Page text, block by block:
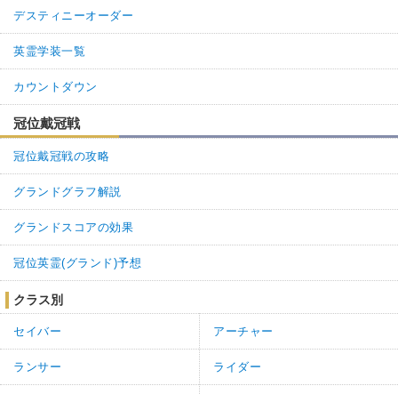
デスティニーオーダー
英霊学装一覧
カウントダウン
冠位戴冠戦
冠位戴冠戦の攻略
グランドグラフ解説
グランドスコアの効果
冠位英霊(グランド)予想
クラス別
セイバー アーチャー
ランサー ライダー